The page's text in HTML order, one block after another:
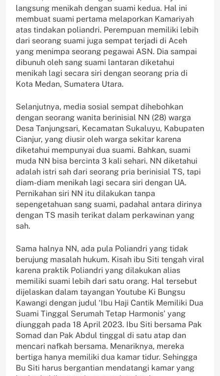
langsung menikah dengan suami kedua. Hal ini
membuat suami pertama melaporkan Kamariyah
atas tindakan poliandri. Perempuan memiliki lebih
dari seorang suami juga sempat terjadi di Aceh
yang menimpa seorang pegawai ASN. Dia sampai
dibunuh oleh sang suami lantaran diketahui
menikah lagi secara siri dengan seorang pria di
Kota Medan, Sumatera Utara.
Selanjutnya, media sosial sempat dihebohkan
dengan seorang wanita berinisial NN (28) warga
Desa Tanjungsari, Kecamatan Sukaluyu, Kabupaten
Cianjur, yang diusir oleh warga sekitar karena
diketahui mempunyai dua suami. Bahkan, suami
muda NN bisa bercinta 3 kali sehari. NN diketahui
adalah istri sah dari seorang pria berinisial TS, tapi
diam-diam menikah lagi secara siri dengan UA.
Pernikahan siri NN itu dilakukan tanpa
sepengetahuan sang suami, padahal antara dirinya
dengan TS masih terikat dalam perkawinan yang
sah.
Sama halnya NN, ada pula Poliandri yang tidak
berujung masalah hukum. Kisah ibu Siti tengah viral
karena praktik Poliandri yang dilakukan alias
memiliki suami lebih dari satu orang. Hal tersebut
dijelaskan dalam tayangan Youtube Ki Bungsu
Kawangi dengan judul ‘Ibu Haji Cantik Memiliki Dua
Suami Tinggal Serumah Tetap Harmonis’ yang
diunggah pada 18 April 2023. Ibu Siti bersama Pak
Somad dan Pak Abdul tinggal di satu atap dan
mencari nafkah bersama. Menariknya, mereka
bertiga hanya memiliki dua kamar tidur. Sehingga
Bu Siti harus bergantian mendatangi kamar yang